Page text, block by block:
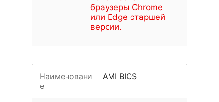
браузеры Chrome
или Edge старшей
версии.
Наименовани
е
AMI BIOS